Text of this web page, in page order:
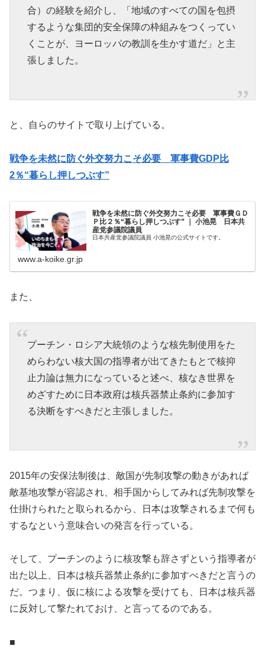
合）の経験を紹介し、「地域のすべての国を包摂
するような集団的安全保障の枠組みをつくってい
くことが、ヨーロッパの教訓を生かす道だ」と主
張しました。
と、自らのサイトで取り上げている。
戦争を未然に防ぐ外交努力こそ必要 軍事費GDP比
2％“暮らし押しつぶす”
戦争を未然に防ぐ外交努力こそ必要 軍事費ＧＤ
Ｐ比２％“暮らし押しつぶす” ｜ 小池晃 日本共
産党参議院議員
日本共産党参議院議員 小池晃の公式サイトです。
www.a-koike.gr.jp
また、
プーチン・ロシア大統領のような核先制使用をた
めらわない核大国の指導者が出てきたもとで核抑
止力論は無力になっていると述べ、核なき世界を
めざすために日本政府は核兵器禁止条約に参加す
る決断をすべきだと主張しました。
2015年の安保法制後は、敵国が先制攻撃の動きがあれば
敵基地攻撃が容認され、相手国からしてみれば先制攻撃を
仕掛けられたと取られるから、日本は攻撃されるまで何も
するなという意味合いの発言を行っている。
そして、プーチンのように核攻撃も辞さずという指導者が
出た以上、日本は核兵器禁止条約に参加すべきだと言うの
だ。つまり、仮に核による攻撃を受けても、日本は核兵器
に反対して撃たれておけ、と言ってるのである。
■